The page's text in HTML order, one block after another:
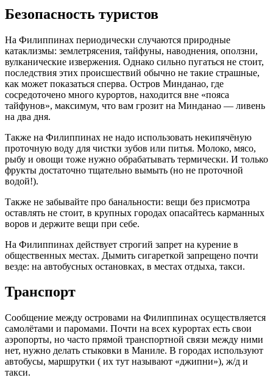
Безопасность туристов
На Филиппинах периодически случаются природные
катаклизмы: землетрясения, тайфуны, наводнения, оползни,
вулканические извержения. Однако сильно пугаться не стоит,
последствия этих происшествий обычно не такие страшные,
как может показаться сперва. Остров Минданао, где
сосредоточено много курортов, находится вне «пояса
тайфунов», максимум, что вам грозит на Минданао — ливень
на два дня.
Также на Филиппинах не надо использовать некипячёную
проточную воду для чистки зубов или питья. Молоко, мясо,
рыбу и овощи тоже нужно обрабатывать термически. И только
фрукты достаточно тщательно вымыть (но не проточной
водой!).
Также не забывайте про банальности: вещи без присмотра
оставлять не стоит, в крупных городах опасайтесь карманных
воров и держите вещи при себе.
На Филиппинах действует строгий запрет на курение в
общественных местах. Дымить сигареткой запрещено почти
везде: на автобусных остановках, в местах отдыха, такси.
Транспорт
Сообщение между островами на Филиппинах осуществляется
самолётами и паромами. Почти на всех курортах есть свои
аэропорты, но часто прямой транспортной связи между ними
нет, нужно делать стыковки в Маниле. В городах используют
автобусы, маршрутки ( их тут называют «джипни»), ж/д и
такси.